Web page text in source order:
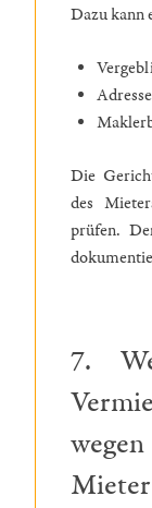
Dazu kann
Die
des
prüfen.
7.